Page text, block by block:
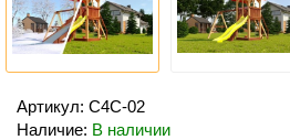
Артикул: С4С-02
Наличие: В наличии